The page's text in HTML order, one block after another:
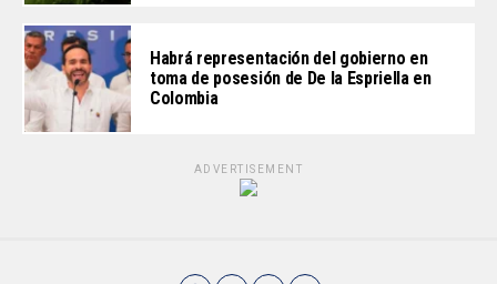
Habrá representación del gobierno en
toma de posesión de De la Espriella en
Colombia
ADVERTISEMENT